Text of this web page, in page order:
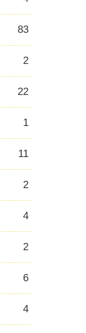
83
2
22
1
11
2
4
2
6
4